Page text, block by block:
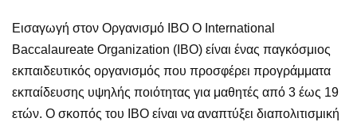
Εισαγωγή στον Οργανισμό IBO Ο International
Baccalaureate Organization (IBO) είναι ένας παγκόσμιος
εκπαιδευτικός οργανισμός που προσφέρει προγράμματα
εκπαίδευσης υψηλής ποιότητας για μαθητές από 3 έως 19
ετών. Ο σκοπός του IBO είναι να αναπτύξει διαπολιτισμική